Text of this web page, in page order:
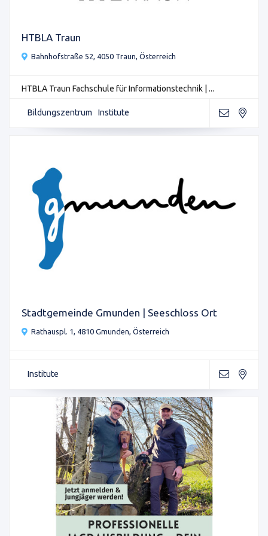
HTBLA Traun
Bahnhofstraße 52, 4050 Traun, Österreich
HTBLA Traun Fachschule für Informationstechnik | ...
Bildungszentrum Institute
Stadtgemeinde Gmunden | Seeschloss Ort
Rathauspl. 1, 4810 Gmunden, Österreich
Institute